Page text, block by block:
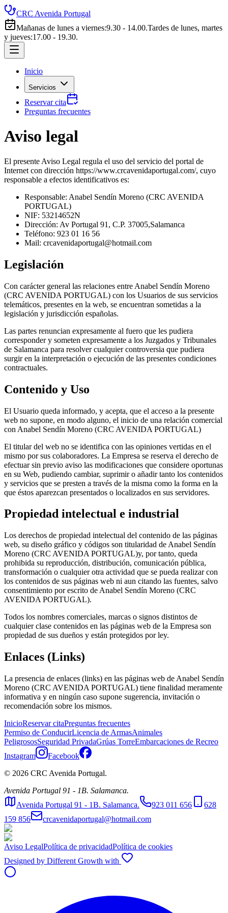
CRC Avenida Portugal
Mañanas de lunes a viernes:9.30 - 14.00.Tardes de lunes, martes
y jueves:17.00 - 19.30.
Inicio
Servicios
Reservar cita
Preguntas frecuentes
Aviso legal
El presente Aviso Legal regula el uso del servicio del portal de
Internet con dirección https://www.crcavenidaportugal.com/, cuyo
responsable a efectos identificativos es:
Responsable: Anabel Sendín Moreno (CRC AVENIDA
PORTUGAL)
NIF: 53214652N
Dirección: Av Portugal 91, C.P. 37005,Salamanca
Teléfono: 923 01 16 56
Mail: crcavenidaportugal@hotmail.com
Legislación
Con carácter general las relaciones entre Anabel Sendín Moreno
(CRC AVENIDA PORTUGAL) con los Usuarios de sus servicios
telemáticos, presentes en la web, se encuentran sometidas a la
legislación y jurisdicción españolas.
Las partes renuncian expresamente al fuero que les pudiera
corresponder y someten expresamente a los Juzgados y Tribunales
de Salamanca para resolver cualquier controversia que pudiera
surgir en la interpretación o ejecución de las presentes condiciones
contractuales.
Contenido y Uso
El Usuario queda informado, y acepta, que el acceso a la presente
web no supone, en modo alguno, el inicio de una relación comercial
con Anabel Sendín Moreno (CRC AVENIDA PORTUGAL)
El titular del web no se identifica con las opiniones vertidas en el
mismo por sus colaboradores. La Empresa se reserva el derecho de
efectuar sin previo aviso las modificaciones que considere oportunas
en su Web, pudiendo cambiar, suprimir o añadir tanto los contenidos
y servicios que se presten a través de la misma como la forma en la
que éstos aparezcan presentados o localizados en sus servidores.
Propiedad intelectual e industrial
Los derechos de propiedad intelectual del contenido de las páginas
web, su diseño gráfico y códigos son titularidad de Anabel Sendín
Moreno (CRC AVENIDA PORTUGAL)y, por tanto, queda
prohibida su reproducción, distribución, comunicación pública,
transformación o cualquier otra actividad que se pueda realizar con
los contenidos de sus páginas web ni aun citando las fuentes, salvo
consentimiento por escrito de Anabel Sendín Moreno (CRC
AVENIDA PORTUGAL).
Todos los nombres comerciales, marcas o signos distintos de
cualquier clase contenidos en las páginas web de la Empresa son
propiedad de sus dueños y están protegidos por ley.
Enlaces (Links)
La presencia de enlaces (links) en las páginas web de Anabel Sendín
Moreno (CRC AVENIDA PORTUGAL) tiene finalidad meramente
informativa y en ningún caso supone sugerencia, invitación o
recomendación sobre los mismos.
InicioReservar citaPreguntas frecuentes
Permiso de ConducirLicencia de ArmasAnimales
PeligrososSeguridad PrivadaGrúas TorreEmbarcaciones de Recreo
Instagram
Facebook
© 2026 CRC Avenida Portugal.
Avenida Portugal 91 - 1B. Salamanca.
Avenida Portugal 91 - 1B. Salamanca.
923 011 656
628
159 856
crcavenidaportugal@hotmail.com
Aviso LegalPolítica de privacidadPolítica de cookies
Designed by Different Growth with